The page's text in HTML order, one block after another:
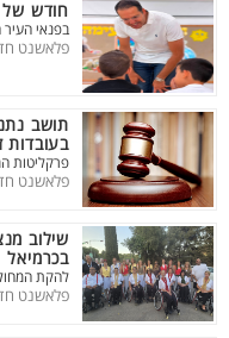
חודש של
בפנאי
פלאשנט
תושב
בעובדות
פרקליטות
פלאשנט
שילוב
בכרמיאל
להקת
פלאשנט